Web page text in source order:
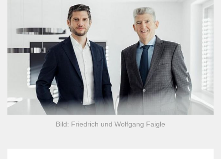
Bild: Friedrich und Wolfgang Faigle